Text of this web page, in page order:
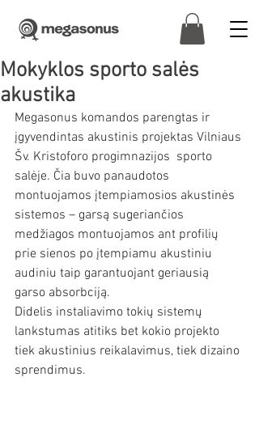
Mokyklos sporto salės
akustika
Megasonus komandos parengtas ir
įgyvendintas akustinis projektas Vilniaus
Šv. Kristoforo progimnazijos  sporto
salėje. Čia buvo panaudotos
montuojamos įtempiamosios akustinės
sistemos – garsą sugeriančios
medžiagos montuojamos ant profilių
prie sienos po įtempiamu akustiniu
audiniu taip garantuojant geriausią
garso absorbciją.
Didelis instaliavimo tokių sistemų
lankstumas atitiks bet kokio projekto
tiek akustinius reikalavimus, tiek dizaino
sprendimus.